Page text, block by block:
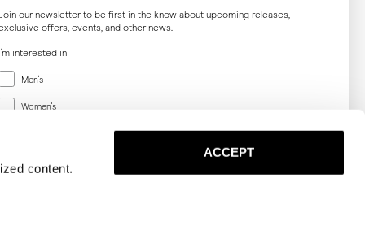
content.
ACCEPT
our newsletter to be first in the know about upcoming releases,
offers, events, and other news.
I'm interested in
Men's
Women's